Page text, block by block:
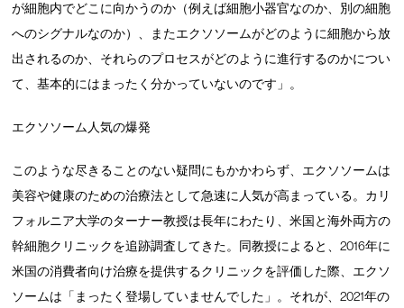
が細胞内でどこに向かうのか（例えば細胞小器官なのか、別の細胞
へのシグナルなのか）、またエクソソームがどのように細胞から放
出されるのか、それらのプロセスがどのように進行するのかについ
て、基本的にはまったく分かっていないのです」。
エクソソーム人気の爆発
このような尽きることのない疑問にもかかわらず、エクソソームは
美容や健康のための治療法として急速に人気が高まっている。カリ
フォルニア大学のターナー教授は長年にわたり、米国と海外両方の
幹細胞クリニックを追跡調査してきた。同教授によると、2016年に
米国の消費者向け治療を提供するクリニックを評価した際、エクソ
ソームは「まったく登場していませんでした」。それが、2021年の